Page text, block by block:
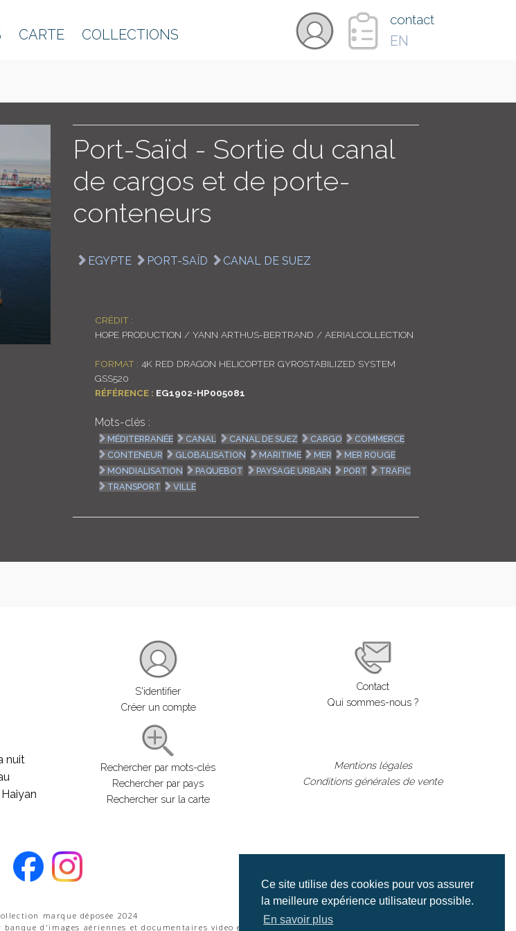
Ce site utilise des cookies pour vos assurer
la meilleure expérience utilisateur possible.
En savoir plus
CARTE COLLECTIONS
contact
EN
Port-Saïd - Sortie du canal
de cargos et de porte-
conteneurs
EGYPTE PORT-SAÏD CANAL DE SUEZ
CRÉDIT :
HOPE PRODUCTION / YANN ARTHUS-BERTRAND / AERIALCOLLECTION
FORMAT : 4K RED DRAGON HELICOPTER GYROSTABILIZED SYSTEM
GSS520
RÉFÉRENCE : EG1902-HP005081
Mots-clés :
MÉDITERRANÉE CANAL CANAL DE SUEZ CARGO
COMMERCE
CONTENEUR
GLOBALISATION MARITIME MER
MER ROUGE
MONDIALISATION
PAQUEBOT PAYSAGE URBAIN PORT
TRAFIC
TRANSPORT
VILLE
nuit
S'identifier
Créer un compte
Rechercher par mots-clés
Rechercher par pays
Rechercher sur la carte
Contact
Qui sommes-nous ?
Mentions légales
Conditions générales de vente
marque déposée 2024
d'images aériennes et documentaires video et cinéma |